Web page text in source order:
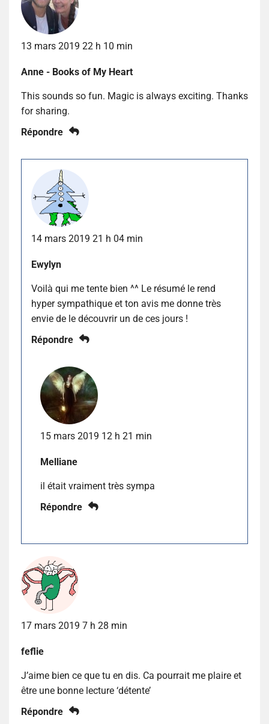
13 mars 2019 22 h 10 min
Anne - Books of My Heart
This sounds so fun. Magic is always exciting. Thanks
for sharing.
Répondre
14 mars 2019 21 h 04 min
Ewylyn
Voilà qui me tente bien ^^ Le résumé le rend
hyper sympathique et ton avis me donne très
envie de le découvrir un de ces jours !
Répondre
15 mars 2019 12 h 21 min
Melliane
il était vraiment très sympa
Répondre
17 mars 2019 7 h 28 min
feflie
J’aime bien ce que tu en dis. Ca pourrait me plaire et
être une bonne lecture ‘détente’
Répondre